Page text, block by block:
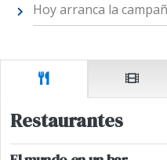
Hoy arranca la
Restaurantes